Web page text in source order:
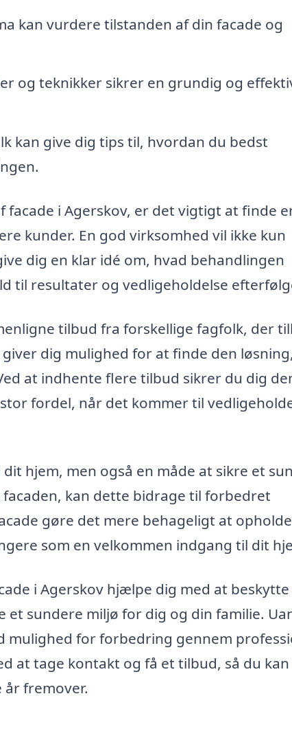
kan vurdere tilstanden af din facade og
og teknikker sikrer en grundig og
kan give dig tips til, hvordan du bedst
i Agerskov, er det vigtigt at finde
kunder. En god virksomhed vil ikke kun
dig en klar idé om, hvad behandlingen
til resultater og vedligeholdelse
tilbud fra forskellige fagfolk, der
dig mulighed for at finde den
at indhente flere tilbud sikrer du dig
fordel, når det kommer til
hjem, men også en måde at sikre et
kan dette bidrage til forbedret
gøre det mere behageligt at
som en velkommen indgang til dit
i Agerskov hjælpe dig med at
sundere miljø for dig og din familie.
mulighed for forbedring gennem
at tage kontakt og få et tilbud, så du kan
fremover.